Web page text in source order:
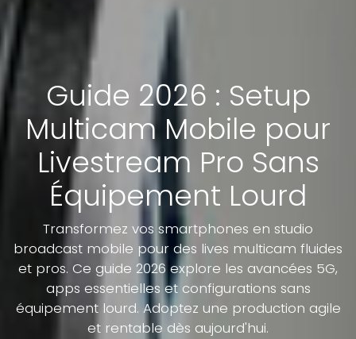
Guide 2026 : Setup
Multicam Mobile pour
Livestream Pro Sans
Équipement Lourd
Transformez vos smartphones en studio
broadcast mobile pour des lives multicam fluides
et pros. Ce guide 2026 explore les avancées 5G,
apps essentielles et configurations sans
équipement lourd. Adoptez une production agile
et rentable dès aujourd'hui.